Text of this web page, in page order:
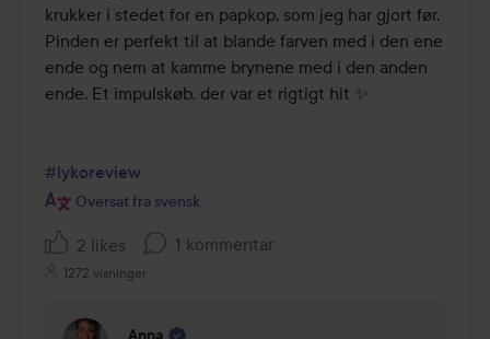
krukker i stedet for en papkop, som jeg har gjort før.
Pinden er perfekt til at blande farven med i den ene
ende og nem at kamme brynene med i den anden
ende. Et impulskøb, der var et rigtigt hit ✨
#lykoreview
Oversat fra svensk
2 likes 1 kommentar
1272 visninger
Anna